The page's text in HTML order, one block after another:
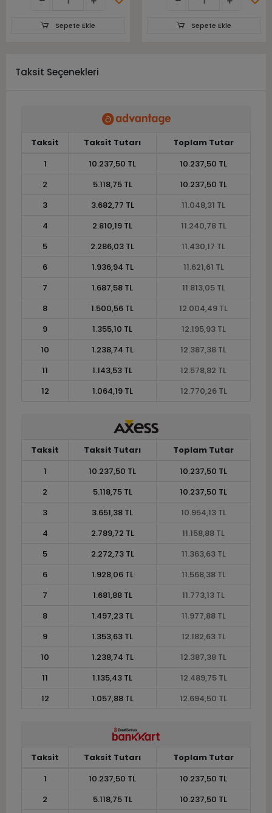
Sepete Ekle Sepete Ekle
Taksit Seçenekleri
Taksit Taksit Tutarı
Toplam Tutar
1
10.237,50 TL
10.237,50 TL
2
5.118,75 TL
10.237,50 TL
3
3.682,77 TL
11.048,31 TL
4
2.810,19 TL
11.240,78 TL
5
2.286,03 TL
11.430,17 TL
6
1.936,94 TL
11.621,61 TL
7
1.687,58 TL
11.813,05 TL
8
1.500,56 TL
12.004,49 TL
9
1.355,10 TL
12.195,93 TL
10
1.238,74 TL
12.387,38 TL
11
1.143,53 TL
12.578,82 TL
12
1.064,19 TL 12.770,26 TL
Taksit Taksit Tutarı
Toplam Tutar
1
10.237,50 TL
10.237,50 TL
2
5.118,75 TL
10.237,50 TL
3
3.651,38 TL
10.954,13 TL
4
2.789,72 TL
11.158,88 TL
5
2.272,73 TL
11.363,63 TL
6
1.928,06 TL
11.568,38 TL
7
1.681,88 TL
11.773,13 TL
8
1.497,23 TL
11.977,88 TL
9
1.353,63 TL
12.182,63 TL
10
1.238,74 TL
12.387,38 TL
11
1.135,43 TL
12.489,75 TL
12
1.057,88 TL 12.694,50 TL
Taksit Taksit Tutarı
Toplam Tutar
1
10.237,50 TL
10.237,50 TL
2
5.118,75 TL
10.237,50 TL